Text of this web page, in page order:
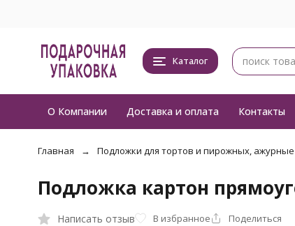
Каталог
О Компании Доставка и оплата Контакты
Главная Подложки для тортов и пирожных, ажурные
Подложка картон
Написать отзыв В избранное Поделиться